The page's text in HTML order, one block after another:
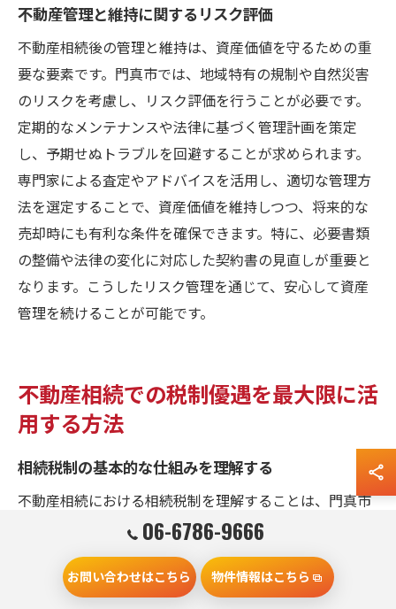
不動産管理と維持に関するリスク評価
不動産相続後の管理と維持は、資産価値を守るための重
要な要素です。門真市では、地域特有の規制や自然災害
のリスクを考慮し、リスク評価を行うことが必要です。
定期的なメンテナンスや法律に基づく管理計画を策定
し、予期せぬトラブルを回避することが求められます。
専門家による査定やアドバイスを活用し、適切な管理方
法を選定することで、資産価値を維持しつつ、将来的な
売却時にも有利な条件を確保できます。特に、必要書類
の整備や法律の変化に対応した契約書の見直しが重要と
なります。こうしたリスク管理を通じて、安心して資産
管理を続けることが可能です。
不動産相続での税制優遇を最大限に活
用する方法
相続税制の基本的な仕組みを理解する
不動産相続における相続税制を理解することは、門真市
での相続不動産リスクを軽減するための基本的なステッ
プです。相続税は、被相続人から受け継いだ財産に対し
てかかる税金で、その計算は取得した財産の評価額に基
06-6786-9666
お問い合わせはこちら 物件情報はこちら